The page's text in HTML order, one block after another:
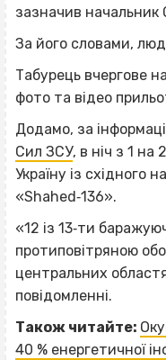
зазначив начальник
За його словами,
Табурець вчергове
фото та відео
Додамо, за
Сил ЗСУ, в ніч з 1 на
Україну із східного
«Shahed‐136».
«12 із 13‐ти
протиповітряною
центральних
повідомленні.
Також читайте:
40 % енергетичної